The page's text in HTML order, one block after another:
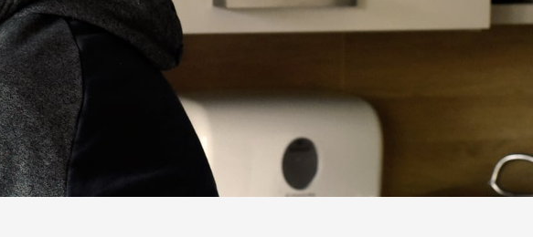
slide
slideslide
fifth slide